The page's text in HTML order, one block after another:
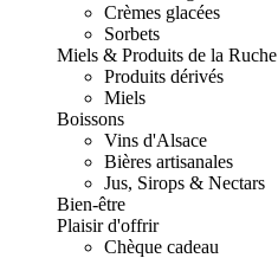
Crèmes glacées
Sorbets
Miels & Produits de la Ruche
Produits dérivés
Miels
Boissons
Vins d'Alsace
Bières artisanales
Jus, Sirops & Nectars
Bien-être
Plaisir d'offrir
Chèque cadeau